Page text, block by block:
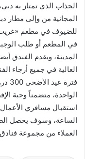
الجذاب الذي تمتاز به
المجانية من وإلى مطار
للضيوف في مطعم «غريت
في المطعم أو طلب
المدينة، ويقدم الفندق
العالية في جميع أرجاء
الواحدة، متضمناً وجبة
استقبال مسافري
الساعة، وسوف يحصل
العملاء من مجموعة فنادق